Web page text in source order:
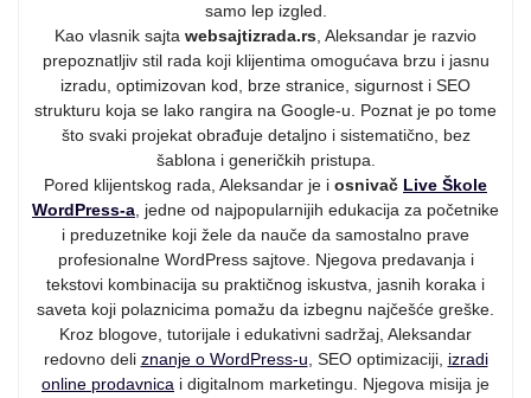
samo lep izgled.
Kao vlasnik sajta websajtizrada.rs , Aleksandar je razvio
prepoznatljiv stil rada koji klijentima omogućava brzu i jasnu
izradu, optimizovan kod, brze stranice, sigurnost i SEO
strukturu koja se lako rangira na Google-u. Poznat je po tome
što svaki projekat obrađuje detaljno i sistematično, bez
šablona i generičkih pristupa.
Pored klijentskog rada, Aleksandar je i osnivač Live Škole
WordPress-a , jedne od najpopularnijih edukacija za početnike
i preduzetnike koji žele da nauče da samostalno prave
profesionalne WordPress sajtove. Njegova predavanja i
tekstovi kombinacija su praktičnog iskustva, jasnih koraka i
saveta koji polaznicima pomažu da izbegnu najčešće greške.
Kroz blogove, tutorijale i edukativni sadržaj, Aleksandar
redovno deli znanje o WordPress-u , SEO optimizaciji, izradi
online prodavnica i digitalnom marketingu. Njegova misija je